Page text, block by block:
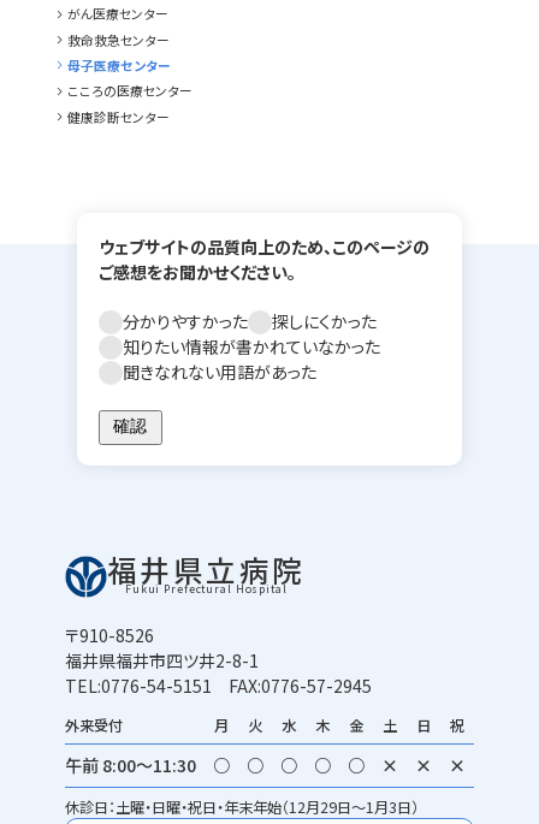
chevron_right がん医療センター
chevron_right 救命救急センター
chevron_right 母子医療センター
chevron_right こころの医療センター
chevron_right 健康診断センター
ウェブサイトの品質向上のため、このページの
ご感想をお聞かせください。
分かりやすかった
探しにくかった
知りたい情報が書かれていなかった
聞きなれない用語があった
福井県立病院
Fukui Prefectural Hospital
〒910-8526
福井県福井市四ツ井2-8-1
TEL:0776-54-5151 FAX:0776-57-2945
外来受付 月 火 水 木 金 土 日 祝
午前 8:00～11:30 ○ ○ ○ ○ ○ × × ×
休診日：土曜・日曜・祝日・年末年始（12月29日～1月3日）